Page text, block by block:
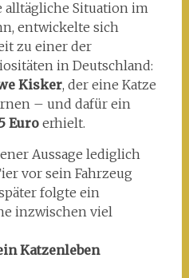
alltägliche Situation im
entwickelte sich
zu einer der
in Deutschland:
Kisker, der eine Katze
– und dafür ein
Euroerhielt.
Aussage lediglich
vor sein Fahrzeug
folgte ein
inzwischen viel
Katzenleben